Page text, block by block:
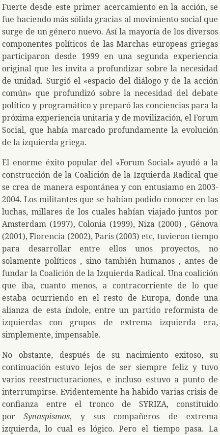
Fuerte desde este primer acercamiento en la acción, se
fue haciendo más sólida gracias al movimiento social que
surge de un género nuevo. Así la mayoría de los diversos
componentes políticos de las Marchas europeas griegas
participaron desde 1999 en una segunda experiencia
original que les invita a profundizar sobre la necesidad
de unidad. Surgió el «espacio del diálogo y de la acción
común» que profundizó sobre la necesidad del debate
político y programático y preparó las conciencias para la
próxima experiencia unitaria y de movilización, el Forum
Social, que había marcado profundamente la evolución
de la izquierda griega.
El enorme éxito popular del «Forum Social» ayudó a la
construcción de la Coalición de la Izquierda Radical que
se crea de manera espontánea y con entusiamo en 2003-
2004. Los militantes que se habían podido conocer en las
luchas, millares de los cuales habían viajado juntos por
Amsterdam (1997), Colonia (1999), Niza (2000) , Génova
(2001), Florencia (2002), París (2003) etc, tuvieron tiempo
para desarrollar entre ellos unos proyectos, no
solamente políticos , sino también humanos , antes de
fundar la Coalición de la Izquierda Radical. Una coalición
que iba, cuanto menos, a contracorriente de lo que
estaba ocurriendo en el resto de Europa, donde una
alianza de esta índole, entre un partido reformista de
izquierdas con grupos de extrema izquierda era,
simplemente, impensable.
No obstante, después de su nacimiento exitoso, su
continuación estuvo lejos de ser siempre feliz y tuvo
varios reestructuraciones, e incluso estuvo a punto de
interrumpirse. Evidentemente ha habido varias crisis de
confianza entre el tronco de SYRIZA, constituido
porSynaspismos, y sus compañeros de extrema
izquierda, lo cual es lógico. Pero el tiempo pasa. La